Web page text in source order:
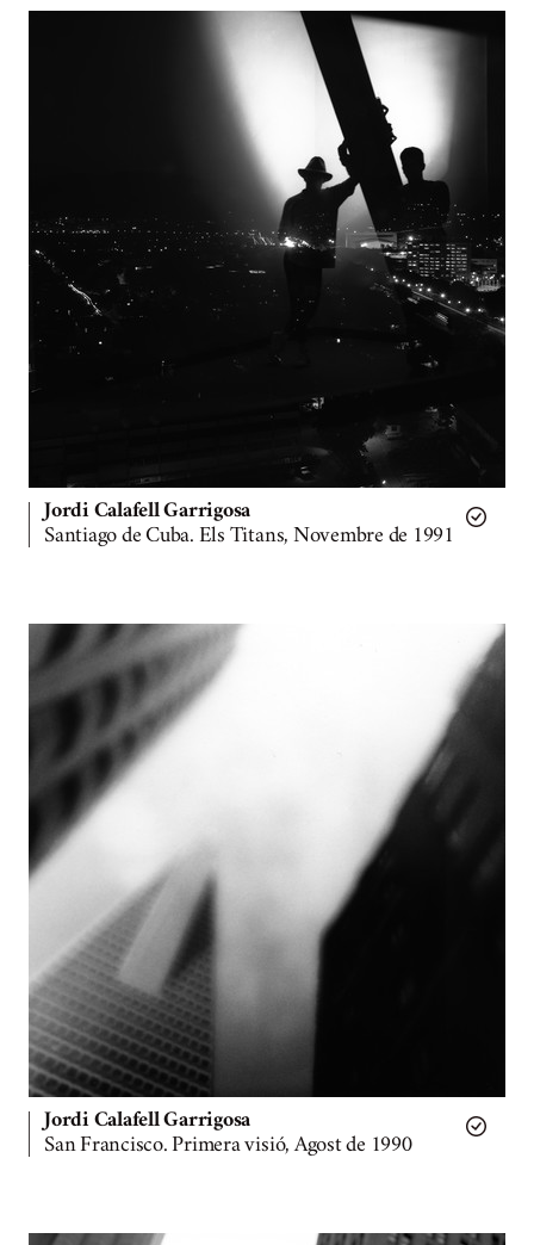
Jordi Calafell Garrigosa
Santiago de Cuba. Els Titans, Novembre de 1991
Jordi Calafell Garrigosa
San Francisco. Primera visió, Agost de 1990